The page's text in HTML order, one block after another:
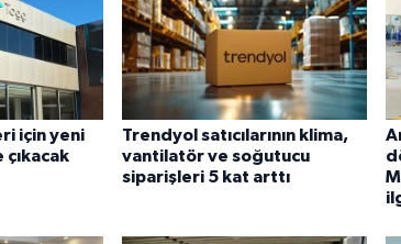
için yeni
çıkacak
Trendyol satıcılarının klima,
vantilatör ve soğutucu
siparişleri 5 kat arttı